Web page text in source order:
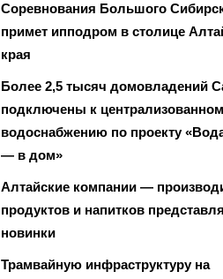
Соревнования Большого
примет ипподром в столице
края
Более 2,5 тысяч домовладений
подключены к
водоснабжению по проекту
— в дом»
Алтайские компании —
продуктов и напитков
новинки
Трамвайную инфраструктуру на